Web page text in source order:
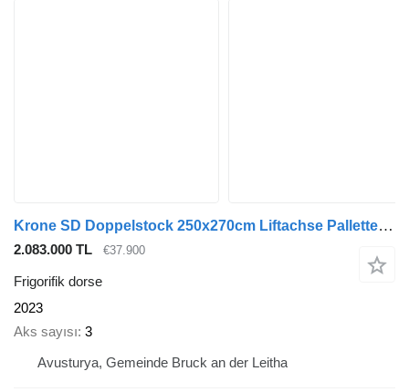
Krone SD Doppelstock 250x270cm Liftachse Pallettenkasten
2.083.000 TL €37.900
Frigorifik dorse
2023
Aks sayısı 3
Avusturya, Gemeinde Bruck an der Leitha